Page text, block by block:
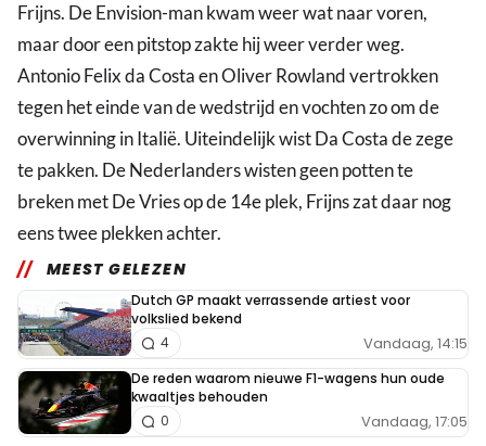
Frijns. De Envision-man kwam weer wat naar voren,
maar door een pitstop zakte hij weer verder weg.
Antonio Felix da Costa en Oliver Rowland vertrokken
tegen het einde van de wedstrijd en vochten zo om de
overwinning in Italië. Uiteindelijk wist Da Costa de zege
te pakken. De Nederlanders wisten geen potten te
breken met De Vries op de 14e plek, Frijns zat daar nog
eens twee plekken achter.
MEEST GELEZEN
Dutch GP maakt verrassende artiest voor
volkslied bekend
Vandaag, 14:15
4
De reden waarom nieuwe F1-wagens hun oude
kwaaltjes behouden
Vandaag, 17:05
0